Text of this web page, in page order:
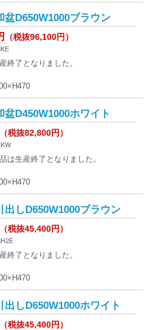
盆D650W1000ブラウン
（税抜96,100円）
終了となりました。
D450W1000ホワイト
（税抜82,800円）
は生産終了となりました。
出しD650W1000ブラウン
（税抜45,400円）
終了となりました。
しD650W1000ホワイト
（税抜45,400円）